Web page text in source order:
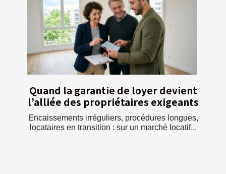
Quand la garantie de loyer devient
l’alliée des propriétaires exigeants
Encaissements irréguliers, procédures longues,
locataires en transition : sur un marché locatif...